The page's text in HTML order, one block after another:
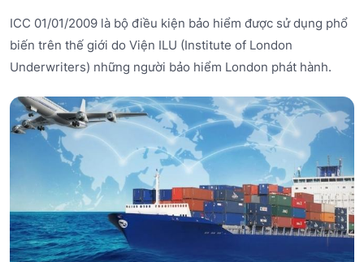
ICC 01/01/2009 là bộ điều kiện bảo hiểm được sử dụng phổ
biến trên thế giới do Viện ILU (Institute of London
Underwriters) những người bảo hiểm London phát hành.